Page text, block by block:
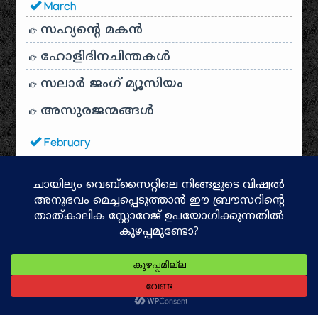
March
സഹ്യന്റെ മകൻ
ഹോളിദിനചിന്തകൾ
സലാർ ജംഗ് മ്യൂസിയം
അസുരജന്മങ്ങൾ
February
January
GOLCONDA FORT Hyderabad
ആന്ധ്ര ഭക്ഷണം
ഡാറ്റ സയൻസും ആർട്ടിഫിഷ്യൽ